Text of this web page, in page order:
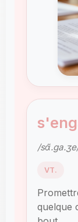
/
VT.
quelque